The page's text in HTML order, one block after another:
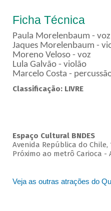
Ficha Técnica
Paula Morelenbaum - voz
Jaques Morelenbaum -
Moreno Veloso - voz
Lula Galvão - violão
Marcelo Costa -
Classificação: LIVRE
Espaço Cultural BNDES
Avenida República do Chile,
Próximo ao metrô Carioca -
Veja as outras atrações do